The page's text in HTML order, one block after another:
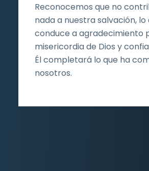
Reconocemos que no
nada a nuestra salvación, lo
conduce a agradecimiento
misericordia de Dios y
Él completará lo que ha
nosotros.